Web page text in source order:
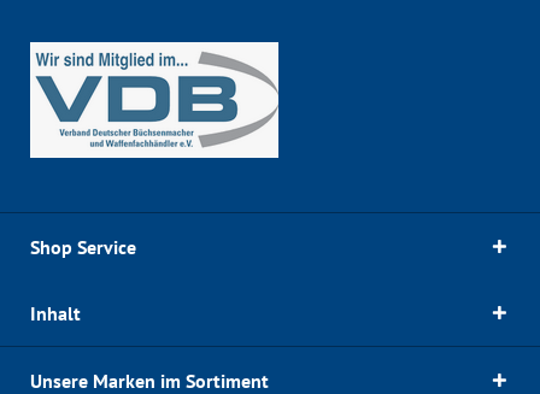
Shop Service
Inhalt
Unsere Marken im Sortiment